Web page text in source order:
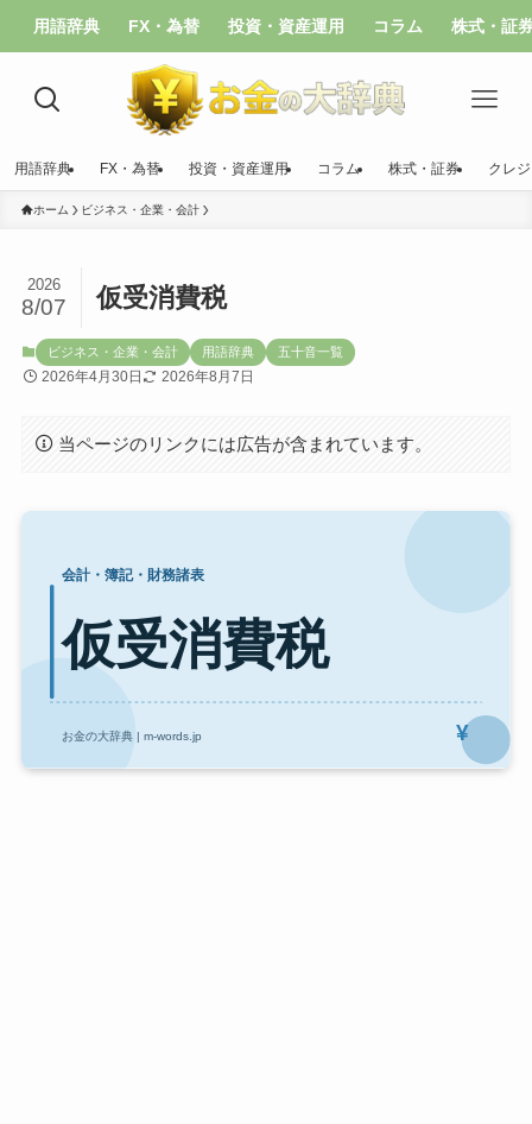
用語辞典 FX・為替 投資・資産運用 コラム 株式・証
用語辞典 FX・為替 投資・資産運用 コラム 株式・証券 クレ
ホーム ビジネス・企業・会計
仮受消費税
2026
8/07
ビジネス・企業・会計 用語辞典 五十音一覧
2026年4月30日 2026年8月7日
当ページのリンクには広告が含まれています。